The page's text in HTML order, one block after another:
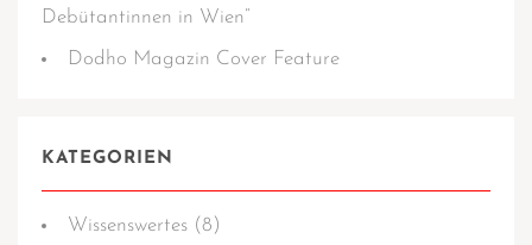
Debütantinnen in Wien“
Dodho Magazin Cover Feature
KATEGORIEN
Wissens­­wertes (8)